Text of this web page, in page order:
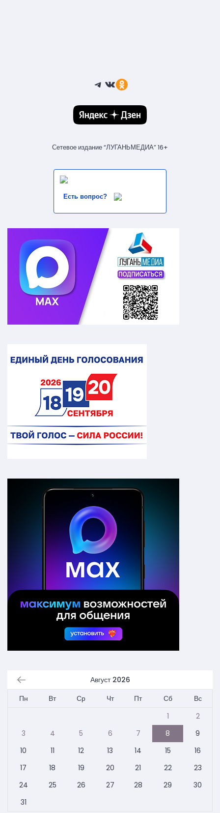
Telegram
ВКонтакте
Ссылка
Сетевое издание “ЛУГАНЬМЕДИА” 16+
Есть вопрос?
Август 2026
Пн
Вт Ср Чт Пт Сб
Вс
1
2
3
4 5 6 7 8
9
10
11 12 13 14 15
16
17
18 19 20 21 22
23
24
25 26 27 28 29
30
31